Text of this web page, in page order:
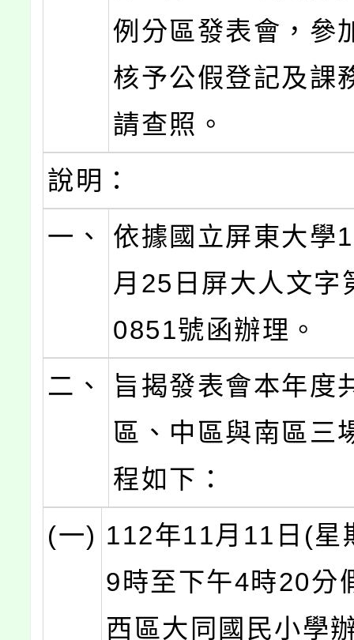
例分區發表會，參
核予公假登記及課
請查照。
說明：
一、
依據國立屏東大學
月25日屏大人文字
0851號函辦理。
二、
旨揭發表會本年度
區、中區與南區三
程如下：
(一) 112年11月11日(星
9時至下午4時20分
西區大同國民小學